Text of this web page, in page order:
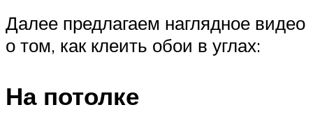
Далее предлагаем наглядное видео
о том, как клеить обои в углах:
На потолке